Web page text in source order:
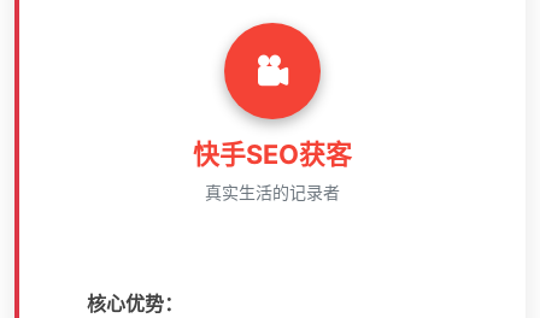
快手SEO获客
真实生活的记录者
核心优势：